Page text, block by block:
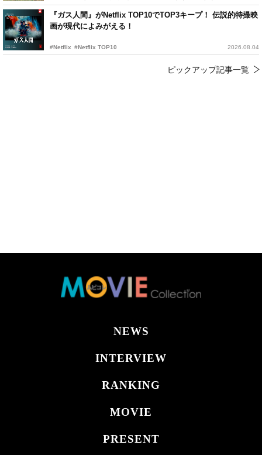
『ガス人間』がNetflix TOP10でTOP3キープ！ 伝説的特撮映
画が現代によみがえる！
#Netflix #Netflix TOP10 2026.08.04
ピックアップ記事一覧
NEWS
INTERVIEW
RANKING
MOVIE
PRESENT